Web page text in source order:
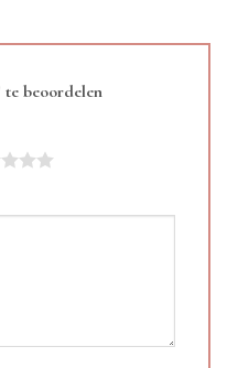
te beoordelen